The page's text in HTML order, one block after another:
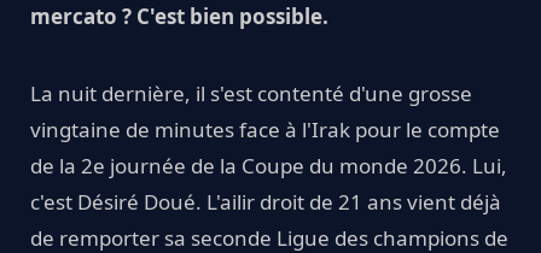
mercato ? C'est bien possible.
La nuit dernière, il s'est contenté d'une grosse
vingtaine de minutes face à l'Irak pour le compte
de la 2e journée de la Coupe du monde 2026. Lui,
c'est Désiré Doué. L'ailir droit de 21 ans vient déjà
de remporter sa seconde Ligue des champions de